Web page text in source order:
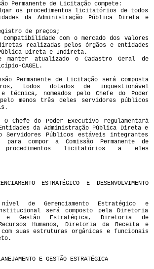
Permanente de Licitação compete:
os procedimentos licitatórios de todos
da Administração Pública Direta e
de preços;
com o mercado dos valores
realizadas pelos órgãos e entidades
Direta e Indireta.
atualizado o Cadastro Geral de
CAGEL.
Permanente de Licitação será composta
todos dotados de inquestionável
técnica, nomeados pelo Chefe do Poder
menos três deles servidores públicos
Chefe do Poder Executivo regulamentará
da Administração Pública Direta e
Servidores Públicos estáveis integrantes
para compor a Comissão Permanente de
licitatórios a eles
ESTRATÉGICO E DESENVOLVIMENTO
de Gerenciamento Estratégico e
será composto pela Diretoria
e Gestão Estratégica, Diretoria de
Humanos, Diretoria da Receita e
suas estruturas orgânicas e funcionais
E GESTÃO ESTRATÉGICA